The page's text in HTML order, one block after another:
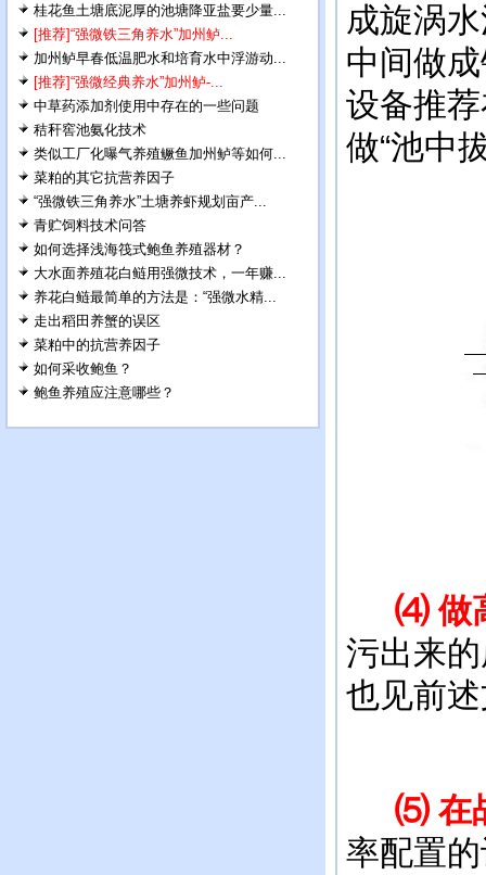
桂花鱼土塘底泥厚的池塘降亚盐要少量...
[推荐]“强微铁三角养水”加州鲈...
加州鲈早春低温肥水和培育水中浮游动...
[推荐]“强微经典养水”加州鲈-...
中草药添加剂使用中存在的一些问题
秸秆窖池氨化技术
类似工厂化曝气养殖鳜鱼加州鲈等如何...
菜粕的其它抗营养因子
“强微铁三角养水”土塘养虾规划亩产...
青贮饲料技术问答
如何选择浅海筏式鲍鱼养殖器材？
大水面养殖花白鲢用强微技术，一年赚...
养花白鲢最简单的方法是：“强微水精...
走出稻田养蟹的误区
菜粕中的抗营养因子
如何采收鲍鱼？
鲍鱼养殖应注意哪些？
成旋涡
中间做
设备推
做“池中
⑷ 做
污出来
也见前
⑸ 在
率配置